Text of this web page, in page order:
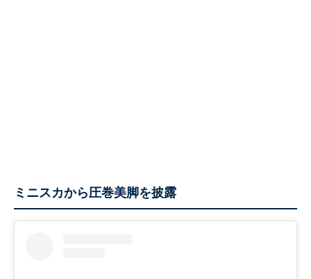
ミニスカから圧巻美脚を披露